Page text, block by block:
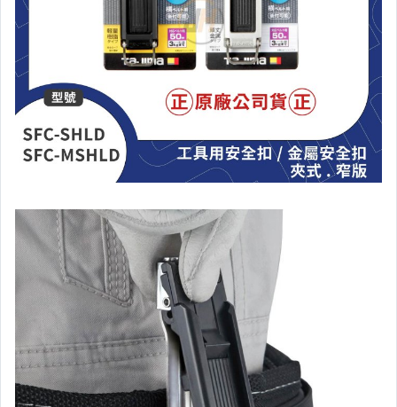
KING TONY系列
手工具-鋼絲剪/鉗/板手
手工具-活動-板手/鉗類
手工具-拔輪器
IRWIN握手牌手工具
氣動工具
DREMEL精美系列
工具箱.工具袋
測量-測距儀/捲尺/尺
SHINWA.企鵝.新化.鶴龜